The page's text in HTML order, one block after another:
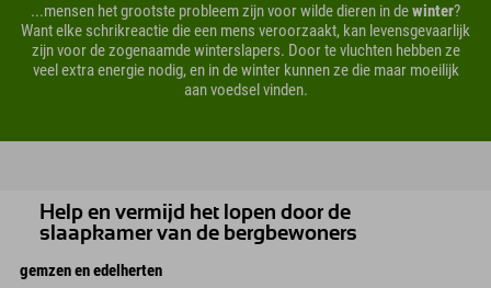
...mensen het grootste probleem zijn voor wilde dieren in dewinter?
Want elke schrikreactie die een mens veroorzaakt, kan levensgevaarlijk
zijn voor de zogenaamde winterslapers. Door te vluchten hebben ze
veel extra energie nodig, en in de winter kunnen ze die maar moeilijk
aan voedsel vinden.
Help en vermijd het lopen door de
slaapkamer van de bergbewoners
gemzen en edelherten